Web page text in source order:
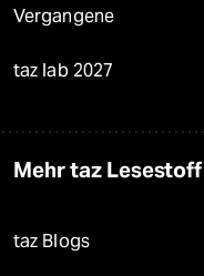
Vergangene
taz lab 2027
Mehr taz Lesestoff
taz Blogs